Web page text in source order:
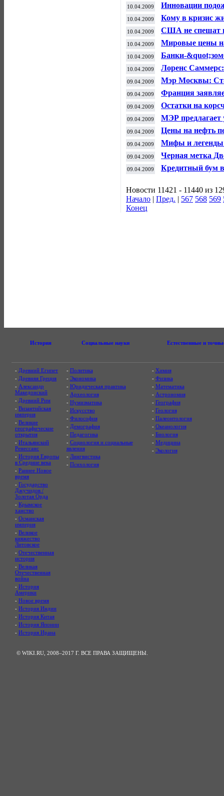
10.04.2009 Инновации
10.04.2009 Кому в кризис
10.04.2009 США не спешат
10.04.2009 Мировые цены
10.04.2009
Банки-
экономики США
10.04.2009
Лоренс
экономики США
09.04.2009
Мэр Москвы:
выше 4%
09.04.2009
Франция
вложениям в
09.04.2009 Остатки на
09.04.2009
МЭР предлагает
налогов в
09.04.2009 Цены на нефть
09.04.2009 Мифы и легенды
09.04.2009 Черная метка
09.04.2009 Кредитный бум
Новости 11421 - 11440 из
Начало | Пред. | 567 568 569
Конец
История Социальные науки Естественные и
- Древний Египет
- Древняя Греция
- Александр
Македонский
- Древний Рим
- Византийская
империя
- Великие
географические
открытия
- Итальянский
Ренессанс
- История Европы
в Средние века
- Раннее Новое
время
- Государство
Джучидов /
Золотая Орда
- Крымское
ханство
- Османская
империя
- Великое
княжество
Литовское
- Отечественная
история
- Великая
Отечественная
война
- История
Америки
- Новое время
- История Индии
- История Китая
- История Японии
- История Ирана
- Политика
- Экономика
- Юридическая практика
- Археология
- Нумизматика
- Искусство
- Философия
- Демография
- Педагогика
- Социология и социальные
явления
- Лингвистика
- Психология
- Химия
- Физика
- Математика
- Астрономия
- География
- Геология
- Палеонтология
- Океанология
- Биология
- Медицина
- Экология
© WIKI.RU, 2008–2017 Г. ВСЕ ПРАВА ЗАЩИЩЕНЫ.